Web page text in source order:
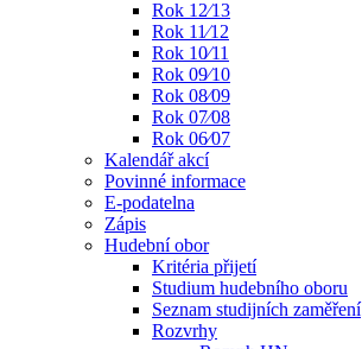
Rok 12⁄13
Rok 11⁄12
Rok 10⁄11
Rok 09⁄10
Rok 08⁄09
Rok 07⁄08
Rok 06⁄07
Kalendář akcí
Povinné informace
E-podatelna
Zápis
Hudební obor
Kritéria přijetí
Studium hudebního oboru
Seznam studijních zaměření
Rozvrhy